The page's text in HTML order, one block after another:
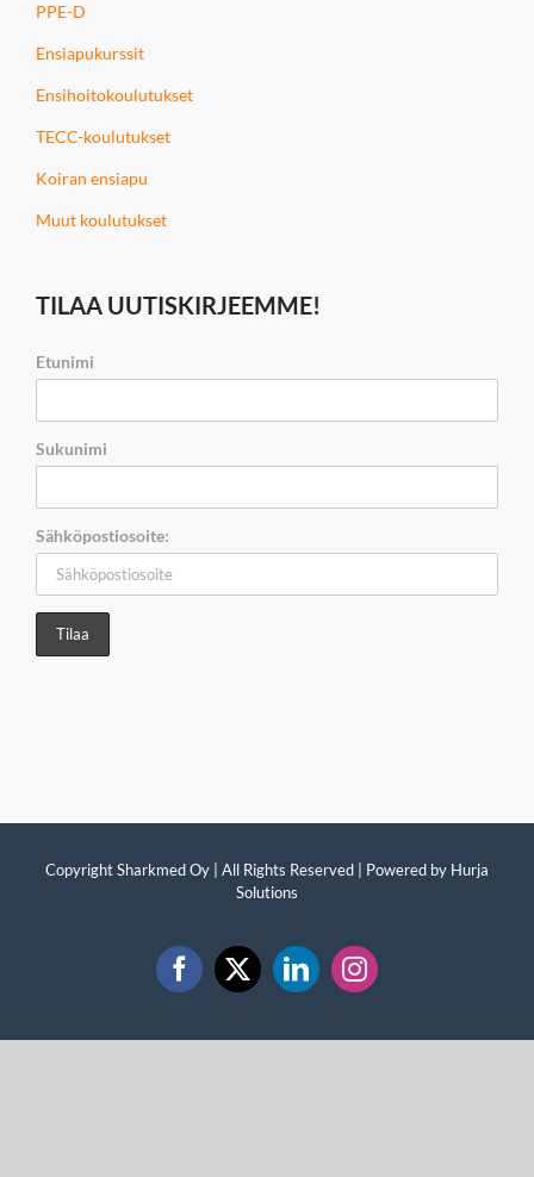
PPE-D
Ensiapukurssit
Ensihoitokoulutukset
TECC-koulutukset
Koiran ensiapu
Muut koulutukset
TILAA UUTISKIRJEEMME!
Etunimi
Sukunimi
Sähköpostiosoite:
Copyright Sharkmed Oy | All Rights Reserved | Powered by Hurja
Solutions
Facebook
X LinkedInInstagram